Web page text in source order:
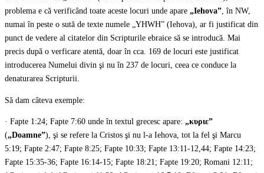
problema e că verificând toate aceste locuri unde apare „Iehova”, în NW,
numai în peste o sută de texte numele „YHWH” (Iehova), ar fi justificat din
punct de vedere al citatelor din Scripturile ebraice să se introducă. Mai
precis după o verficare atentă, doar în cca. 169 de locuri este justificat
introducerea Numelui divin şi nu în 237 de locuri, ceea ce conduce la
denaturarea Scripturii.
Să dam câteva exemple:
· Fapte 1:24; Fapte 7:60 unde în textul grecesc apare: „κυριε”
(„Doamne”), şi se refere la Cristos şi nu l-a Iehova, tot la fel şi Marcu
5:19; Fapte 2:47; Fapte 8:25; Fapte 10:33; Fapte 13:11-12,44; Fapte 14:23;
Fapte 15:35-36; Fapte 16:14-15; Fapte 18:21; Fapte 19:20; Romani 12:11;